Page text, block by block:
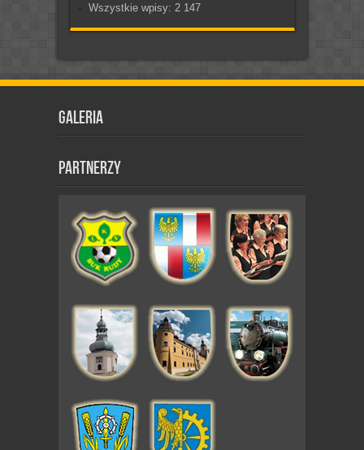
Wszystkie wpisy: 2 147
Galeria
Partnerzy